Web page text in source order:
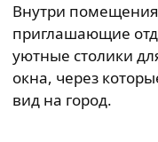
Внутри
приглашающие
уютные столики
окна, через
вид на город.